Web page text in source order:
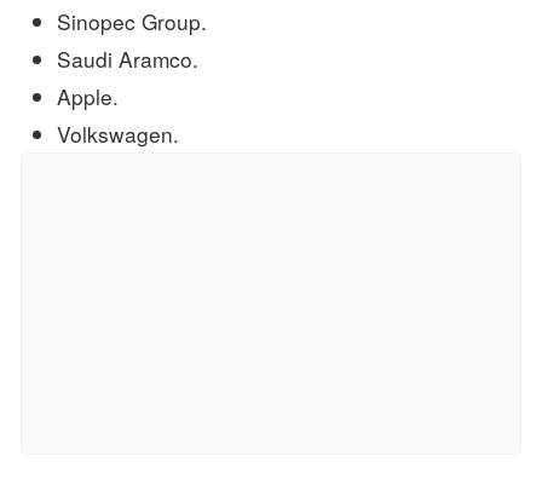
Sinopec Group.
Saudi Aramco.
Apple.
Volkswagen.